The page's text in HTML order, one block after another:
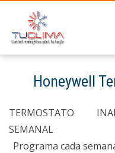
Honeywell
TERMOSTATO
SEMANAL
Programa cada